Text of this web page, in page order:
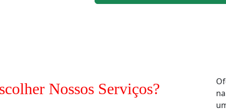
Nossos Serviços?